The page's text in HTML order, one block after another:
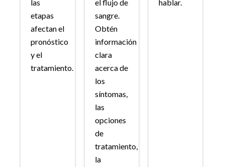
las
etapas
afectan el
pronóstico
y el
tratamiento.
el flujo de
sangre.
Obtén
información
clara
acerca de
los
síntomas,
las
opciones
de
tratamiento,
la
hablar.